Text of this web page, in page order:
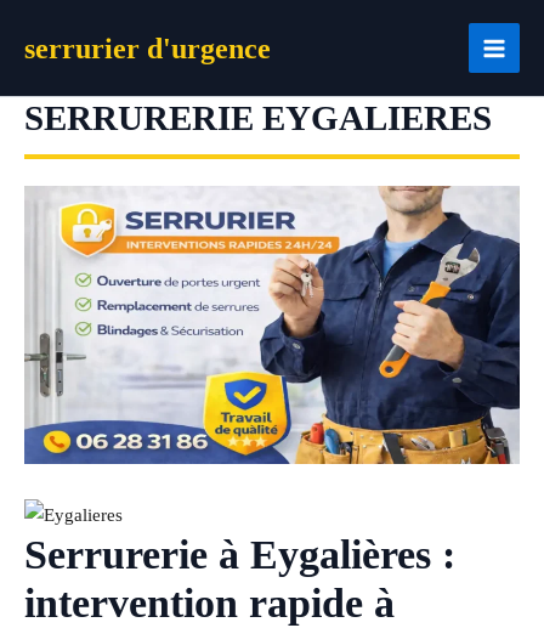
serrurier d'urgence
SERRURERIE EYGALIERES
Serrurerie à Eygalières :
intervention rapide à